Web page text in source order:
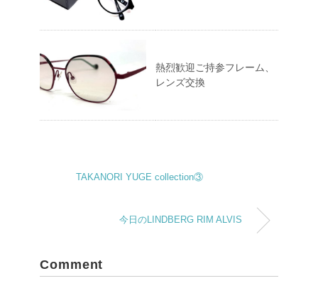
熱烈歓迎ご持参フレーム、
レンズ交換
TAKANORI YUGE collection③
今日のLINDBERG RIM ALVIS
Comment